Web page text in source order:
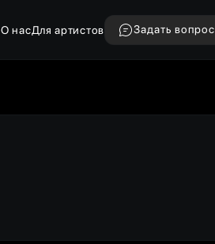
О насДля артистов Задать вопрос